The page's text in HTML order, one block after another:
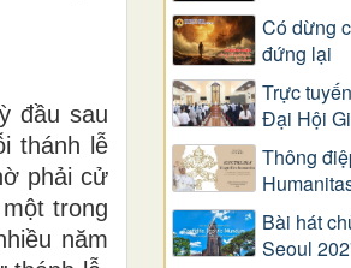
đầu sau
thánh lễ
phải cử
trong
năm
Có dừng
đứng lại
Trực
Đại Hội
Thông
Bài hát
Seoul